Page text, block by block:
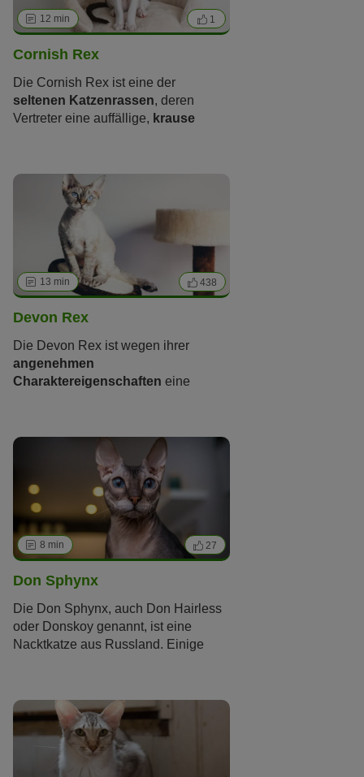
bewahrt.
12 min 1
Cornish Rex
Die Cornish Rex ist eine der
seltenen Katzenrassen, deren
Vertreter eine auffällige, krause
anziehend wirkt, kannfür die
betroffene Katze problematisch
sein. Lesen Sie im Folgenden,
warum Tierschützer Rex-Katzen wie
die Cornish Rex kritisch sehen.
13 min 438
Devon Rex
Die Devon Rex ist wegen ihrer
angenehmen
Charaktereigenschaften eine
Qualzuchtauf. Erfahren Sie im
Folgenden mehr über das Aussehen,
und die Gesundheit der
Devon Rex.
8 min 27
Don Sphynx
Die Don Sphynx, auch Don Hairless
oder Donskoy genannt, ist eine
Nacktkatze aus Russland. Einige
einen weichen Flaum, andere sind
komplett nackt. Viele Tierschützer
kritisieren die Zucht von
Nacktkatzenrassen, da
insbesondere das Fehlen der